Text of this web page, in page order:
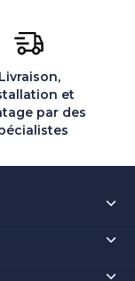
Livraison,
et
par des